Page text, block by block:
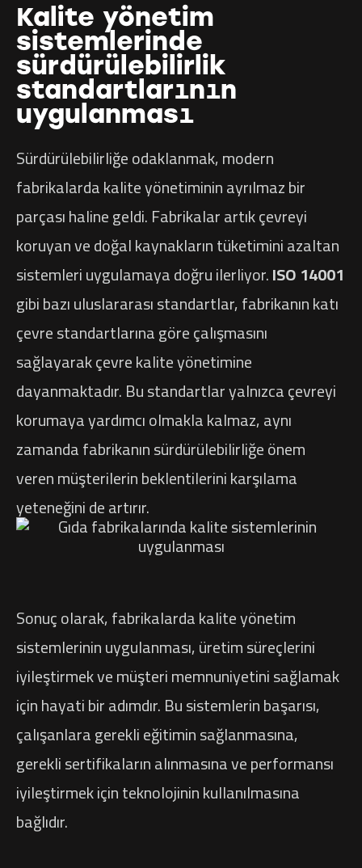
Kalite yönetim
sistemlerinde
sürdürülebilirlik
standartlarının
uygulanması
Sürdürülebilirliğe odaklanmak, modern
fabrikalarda kalite yönetiminin ayrılmaz bir
parçası haline geldi. Fabrikalar artık çevreyi
koruyan ve doğal kaynakların tüketimini azaltan
sistemleri uygulamaya doğru ilerliyor.ISO 14001
gibi bazı uluslararası standartlar, fabrikanın katı
çevre standartlarına göre çalışmasını
sağlayarak çevre kalite yönetimine
dayanmaktadır. Bu standartlar yalnızca çevreyi
korumaya yardımcı olmakla kalmaz, aynı
zamanda fabrikanın sürdürülebilirliğe önem
veren müşterilerin beklentilerini karşılama
yeteneğini de artırır.
Sonuç olarak, fabrikalarda kalite yönetim
sistemlerinin uygulanması, üretim süreçlerini
iyileştirmek ve müşteri memnuniyetini sağlamak
için hayati bir adımdır. Bu sistemlerin başarısı,
çalışanlara gerekli eğitimin sağlanmasına,
gerekli sertifikaların alınmasına ve performansı
iyileştirmek için teknolojinin kullanılmasına
bağlıdır.